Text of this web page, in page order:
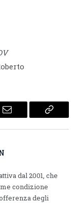
Email
Copy
dal 2001, che
condizione
degli